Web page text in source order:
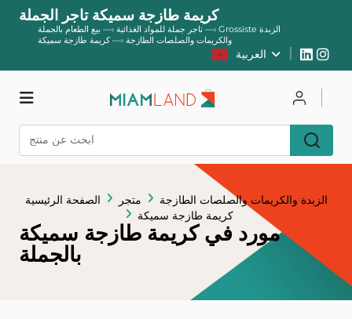
كريمة طازجة سميكة تاجر الجملة
تاجر جملة للمواد الغذائية —› بيع الطعام بالجملة —› Grossiste الزبدة
والكريمات والصلصات الطازجة —›كريمة طازجة سميكة
العربية
الصفحة الرئيسية متجر
الزبدة والكريمات والصلصات الطازجة
كريمة طازجة سميكة
مورد في كريمة طازجة سميكة
بالجملة
متجر